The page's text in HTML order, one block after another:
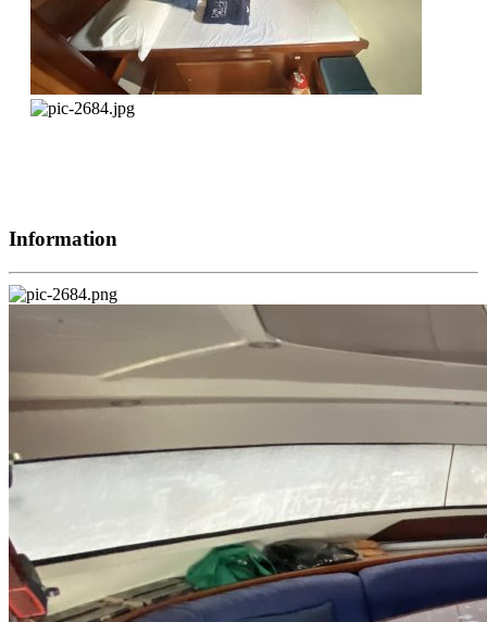
Information